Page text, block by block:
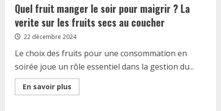
Quel fruit manger le soir pour maigrir ? La
verite sur les fruits secs au coucher
22 décembre 2024
Le choix des fruits pour une consommation en
soirée joue un rôle essentiel dans la gestion du...
En savoir plus
more